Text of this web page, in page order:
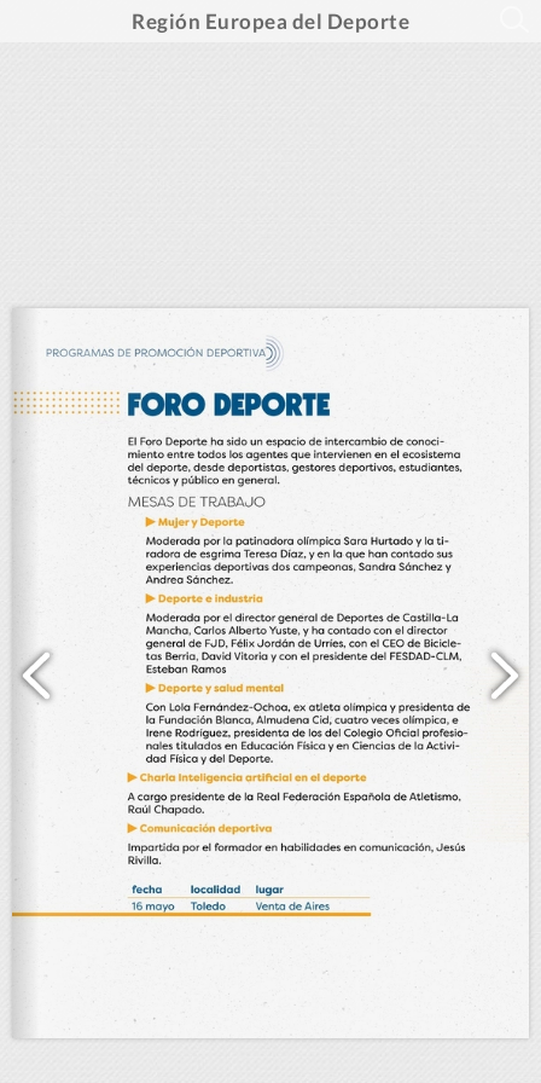
Región Europea del Deporte